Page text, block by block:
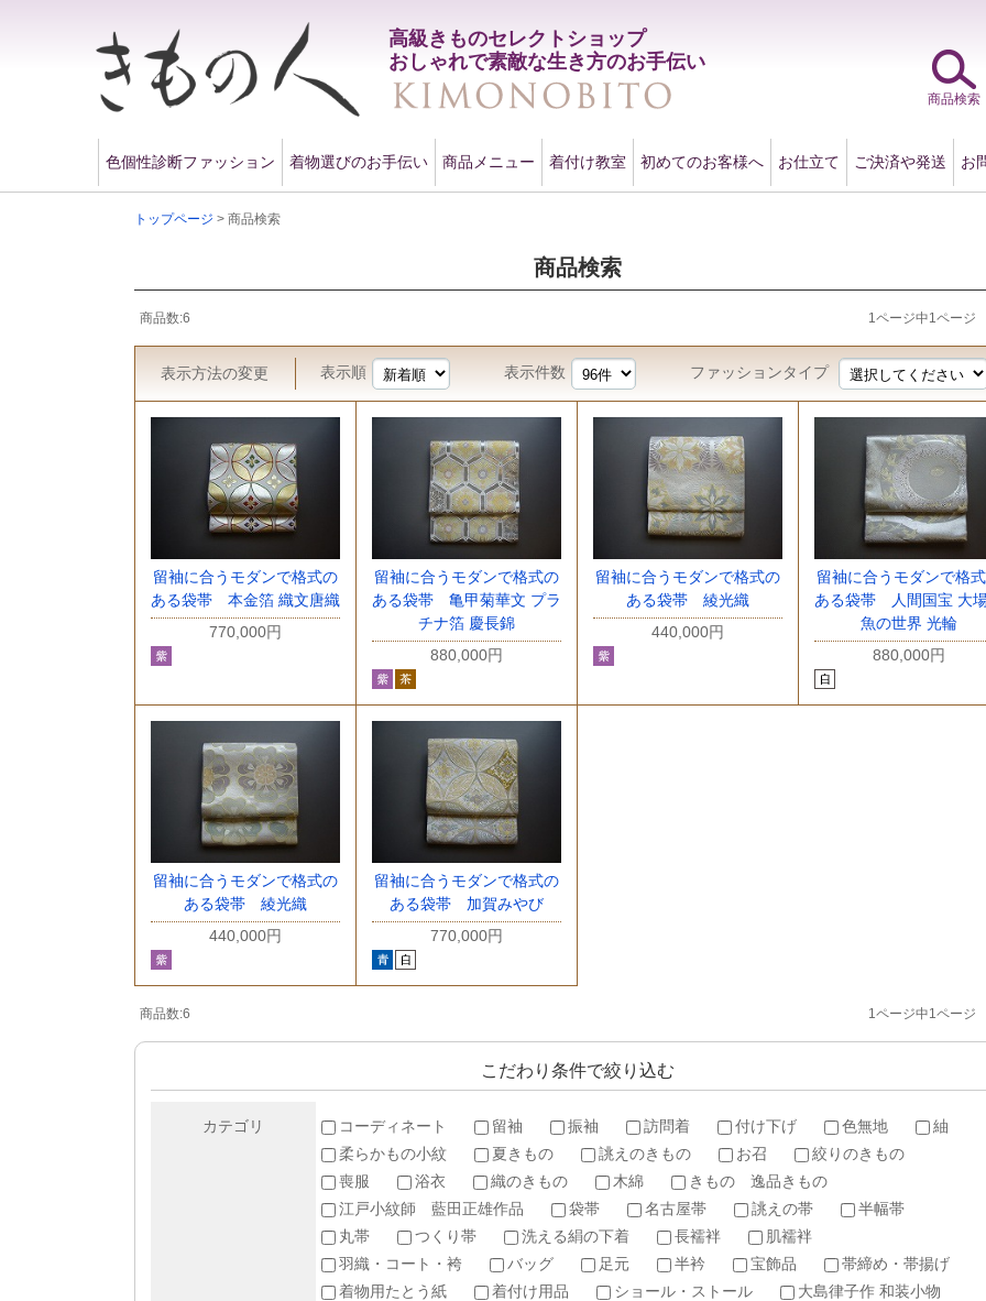
高級きものセレクトショップ
おしゃれで素敵な生き方のお手伝い
色個性診断ファッション 着物選びのお手伝い 商品メニュー 着付け教室 初めてのお客様へ お仕立て ご決済や発送 お
商品検索
トップページ > 商品検索
商品検索
商品数:6 1ページ中1ページ
表示方法の変更 表示順 表示件数 ファッションタイプ
留袖に合うモダンで格式の
ある袋帯 本金箔 織文唐織
770,000円
留袖に合うモダンで格式の
ある袋帯 亀甲菊華文 プラ
チナ箔 慶長錦
880,000円
留袖に合うモダンで格式の
ある袋帯 綾光織
440,000円
留袖に合うモダンで格
ある袋帯 人間国宝 大
魚の世界 光輪
880,000円
留袖に合うモダンで格式の
ある袋帯 綾光織
440,000円
留袖に合うモダンで格式の
ある袋帯 加賀みやび
770,000円
商品数:6 1ページ中1ページ
こだわり条件で絞り込む
カテゴリ コーディネート 留袖 振袖 訪問着 付け下げ 色無地
紬
柔らかもの小紋
夏きもの 誂えのきもの お召
絞りのきもの
喪服
浴衣 織のきもの 木綿
きもの 逸品きもの
江戸小紋師 藍田正雄作品
袋帯 名古屋帯 誂えの帯
半幅帯
丸帯
つくり帯 洗える絹の下着 長襦袢
肌襦袢
羽織・コート・袴
バッグ 足元 半衿 宝飾品
帯締め・帯揚げ
着物用たとう紙
着付け用品 ショール・ストール
大島律子作 和装小物